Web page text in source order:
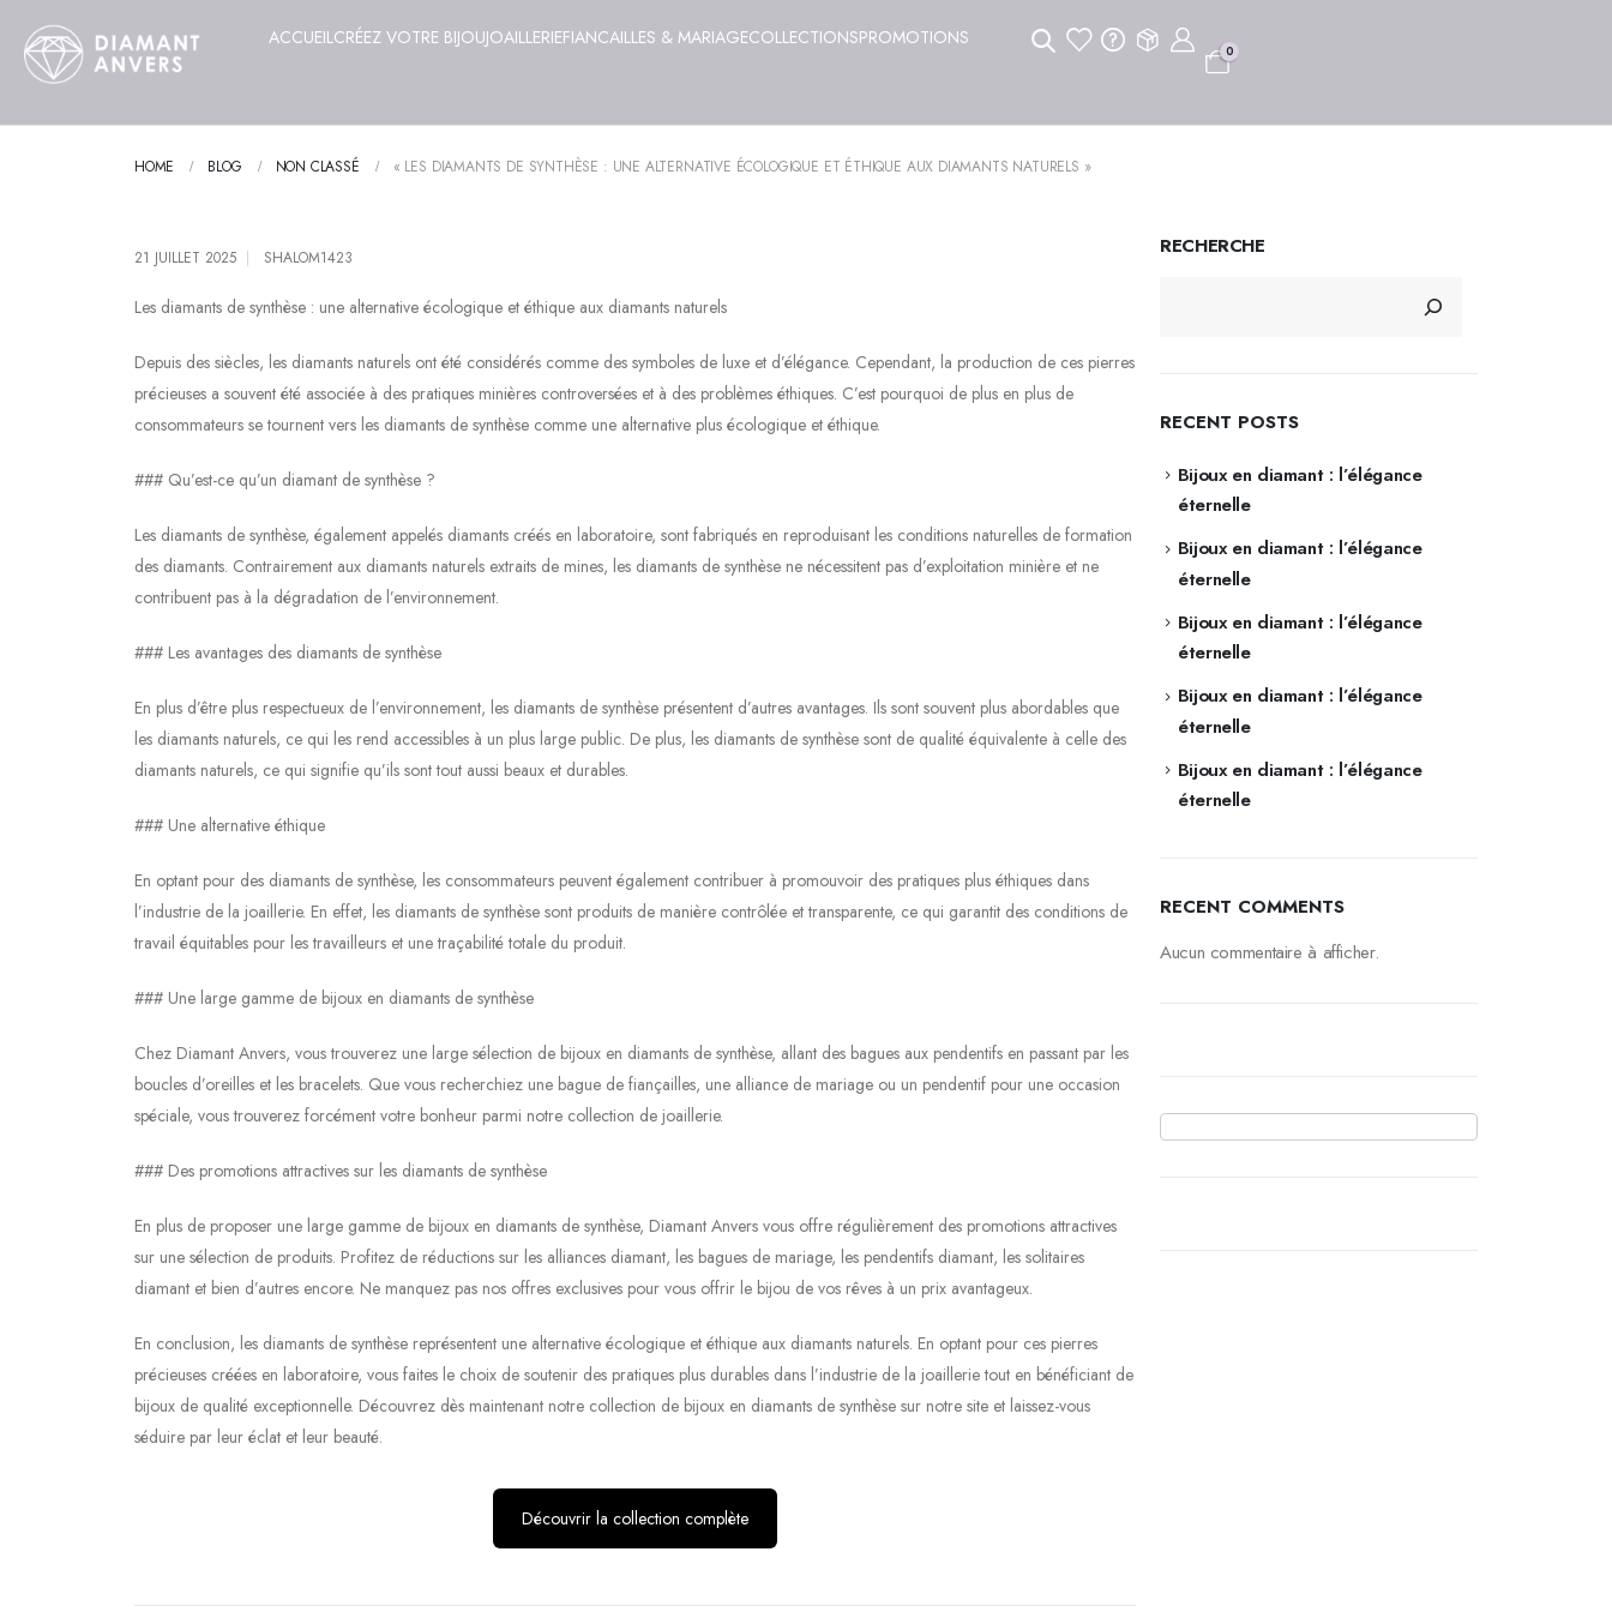
ACCUEILCRÉEZ VOTRE BIJOUJOAILLERIEFIANCAILLES & MARIAGECOLLECTIONSPROMOTIONS
0
HOME BLOG NON CLASSÉ « LES DIAMANTS DE SYNTHÈSE : UNE ALTERNATIVE ÉCOLOGIQUE ET ÉTHIQUE AUX DIAMANTS NATURELS »
21 JUILLET 2025 SHALOM1423
Les diamants de synthèse : une alternative écologique et éthique aux diamants naturels
Depuis des siècles, les diamants naturels ont été considérés comme des symboles de luxe et d’élégance. Cependant, la production de ces pierres
précieuses a souvent été associée à des pratiques minières controversées et à des problèmes éthiques. C’est pourquoi de plus en plus de
consommateurs se tournent vers les diamants de synthèse comme une alternative plus écologique et éthique.
### Qu’est-ce qu’un diamant de synthèse ?
Les diamants de synthèse, également appelés diamants créés en laboratoire, sont fabriqués en reproduisant les conditions naturelles de formation
des diamants. Contrairement aux diamants naturels extraits de mines, les diamants de synthèse ne nécessitent pas d’exploitation minière et ne
contribuent pas à la dégradation de l’environnement.
### Les avantages des diamants de synthèse
En plus d’être plus respectueux de l’environnement, les diamants de synthèse présentent d’autres avantages. Ils sont souvent plus abordables que
les diamants naturels, ce qui les rend accessibles à un plus large public. De plus, les diamants de synthèse sont de qualité équivalente à celle des
diamants naturels, ce qui signifie qu’ils sont tout aussi beaux et durables.
### Une alternative éthique
En optant pour des diamants de synthèse, les consommateurs peuvent également contribuer à promouvoir des pratiques plus éthiques dans
l’industrie de la joaillerie. En effet, les diamants de synthèse sont produits de manière contrôlée et transparente, ce qui garantit des conditions de
travail équitables pour les travailleurs et une traçabilité totale du produit.
### Une large gamme de bijoux en diamants de synthèse
Chez Diamant Anvers, vous trouverez une large sélection de bijoux en diamants de synthèse, allant des bagues aux pendentifs en passant par les
boucles d’oreilles et les bracelets. Que vous recherchiez une bague de fiançailles, une alliance de mariage ou un pendentif pour une occasion
spéciale, vous trouverez forcément votre bonheur parmi notre collection de joaillerie.
### Des promotions attractives sur les diamants de synthèse
En plus de proposer une large gamme de bijoux en diamants de synthèse, Diamant Anvers vous offre régulièrement des promotions attractives
sur une sélection de produits. Profitez de réductions sur les alliances diamant, les bagues de mariage, les pendentifs diamant, les solitaires
diamant et bien d’autres encore. Ne manquez pas nos offres exclusives pour vous offrir le bijou de vos rêves à un prix avantageux.
En conclusion, les diamants de synthèse représentent une alternative écologique et éthique aux diamants naturels. En optant pour ces pierres
précieuses créées en laboratoire, vous faites le choix de soutenir des pratiques plus durables dans l’industrie de la joaillerie tout en bénéficiant de
bijoux de qualité exceptionnelle. Découvrez dès maintenant notre collection de bijoux en diamants de synthèse sur notre site et laissez-vous
séduire par leur éclat et leur beauté.
Découvrir la collection complète
RECHERCHE
RECENT POSTS
Bijoux en diamant : l’élégance
éternelle
Bijoux en diamant : l’élégance
éternelle
Bijoux en diamant : l’élégance
éternelle
Bijoux en diamant : l’élégance
éternelle
Bijoux en diamant : l’élégance
éternelle
RECENT COMMENTS
Aucun commentaire à afficher.